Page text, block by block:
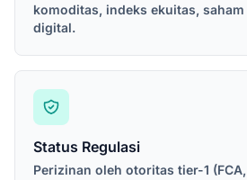
komoditas, indeks ekuitas,
digital.
Status Regulasi
Perizinan oleh otoritas tier-1 (FCA,